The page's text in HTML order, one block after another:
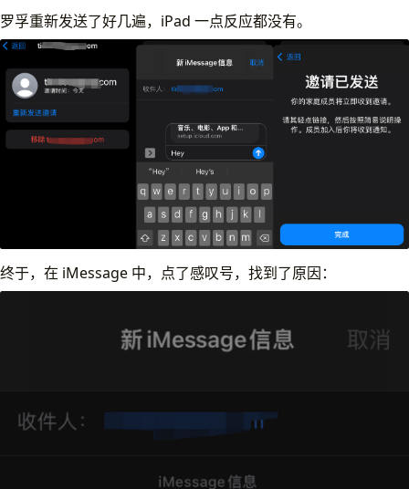
罗孚重新发送了好几遍，iPad 一点反应都没有。
终于，在 iMessage 中，点了感叹号，找到了原因：